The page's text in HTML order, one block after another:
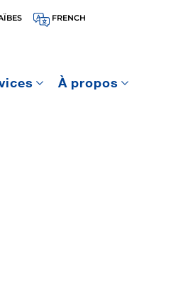
FRENCH
À propos